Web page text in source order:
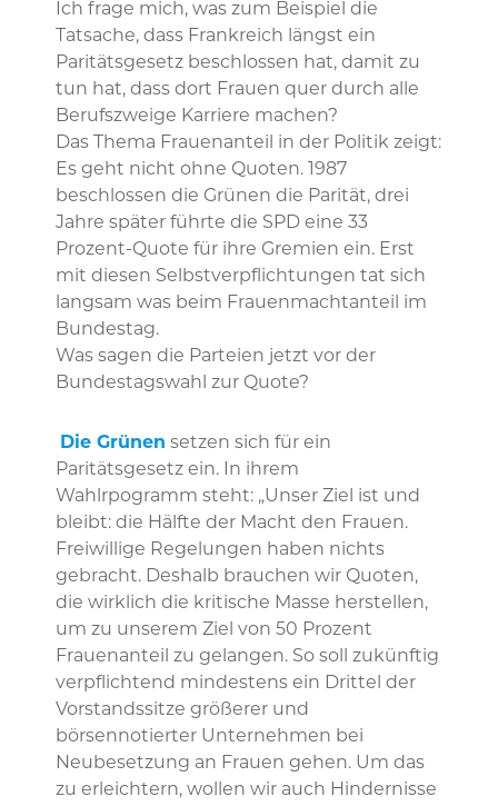
Ich frage mich, was zum Beispiel die
Tatsache, dass Frankreich längst ein
Paritätsgesetz beschlossen hat, damit zu
tun hat, dass dort Frauen quer durch alle
Berufszweige Karriere machen?
Das Thema Frauenanteil in der Politik zeigt:
Es geht nicht ohne Quoten. 1987
beschlossen die Grünen die Parität, drei
Jahre später führte die SPD eine 33
Prozent-Quote für ihre Gremien ein. Erst
mit diesen Selbstverpflichtungen tat sich
langsam was beim Frauenmachtanteil im
Bundestag.
Was sagen die Parteien jetzt vor der
Bundestagswahl zur Quote?
Die Grünen setzen sich für ein
Paritätsgesetz ein. In ihrem
Wahlrpogramm steht: „Unser Ziel ist und
bleibt: die Hälfte der Macht den Frauen.
Freiwillige Regelungen haben nichts
gebracht. Deshalb brauchen wir Quoten,
die wirklich die kritische Masse herstellen,
um zu unserem Ziel von 50 Prozent
Frauenanteil zu gelangen. So soll zukünftig
verpflichtend mindestens ein Drittel der
Vorstandssitze größerer und
börsennotierter Unternehmen bei
Neubesetzung an Frauen gehen. Um das
zu erleichtern, wollen wir auch Hindernisse